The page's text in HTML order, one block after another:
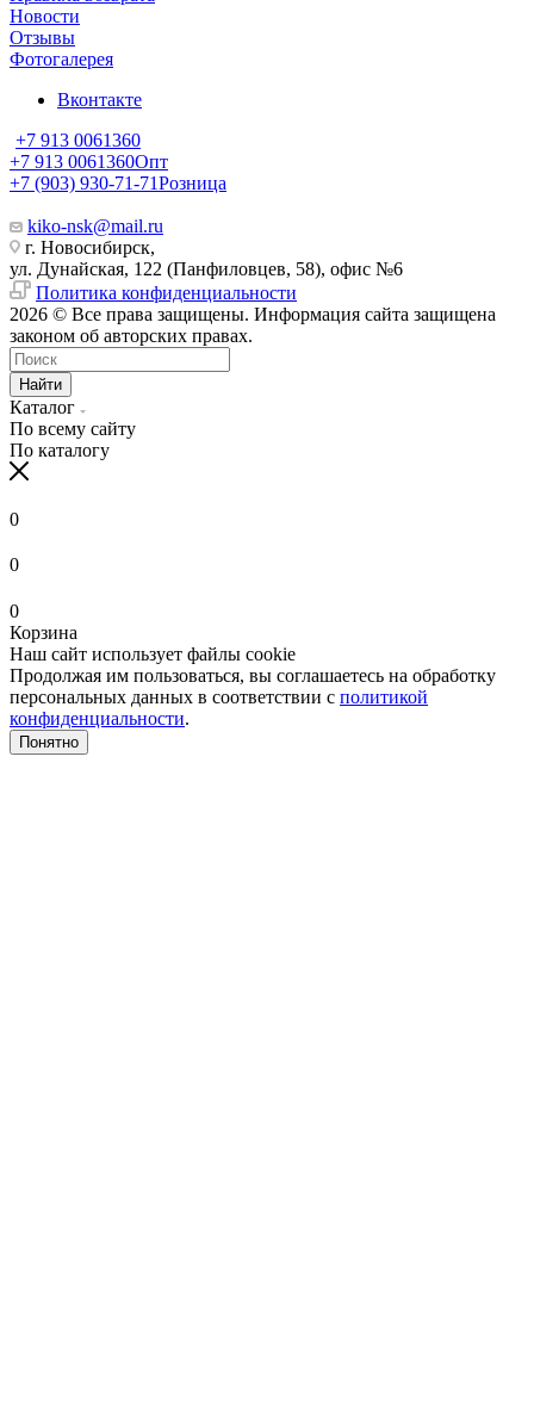
Новости
Отзывы
Фотогалерея
Вконтакте
+7 913 0061360
+7 913 0061360Опт
+7 (903) 930-71-71Розница
kiko-nsk@mail.ru
г. Новосибирск,
ул. Дунайская, 122 (Панфиловцев, 58), офис №6
Политика конфиденциальности
2026 © Все права защищены. Информация сайта защищена
законом об авторских правах.
Найти
Каталог
По всему сайту
По каталогу
0
0
0
Корзина
Наш сайт использует файлы cookie
Продолжая им пользоваться, вы соглашаетесь на обработку
персональных данных в соответствии с политикой
конфиденциальности.
Понятно